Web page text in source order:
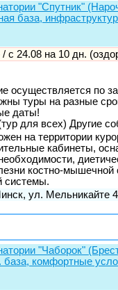
"Спутник"
база,
с 24.08 на 10 дн.
осуществляется по
туры на разные
даты!
для всех) Другие
на территории
кабинеты,
костно-
системы.
ул. Мельникайте
"Чаборок"
комфортные